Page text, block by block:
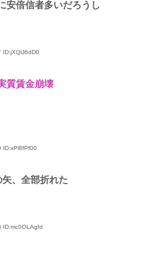
安倍信者多いだろうし
ID:jXQlJ6dD0
質賃金崩壊
ID:xPl8fPf00
、全部折れた
ID:mc0OLAgfd